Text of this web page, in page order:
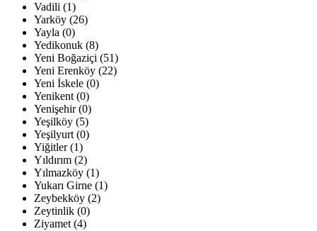
Vadili (1)
Yarköy (26)
Yayla (0)
Yedikonuk (8)
Yeni Boğaziçi (51)
Yeni Erenköy (22)
Yeni İskele (0)
Yenikent (0)
Yenişehir (0)
Yeşilköy (5)
Yeşilyurt (0)
Yiğitler (1)
Yıldırım (2)
Yılmazköy (1)
Yukarı Girne (1)
Zeybekköy (2)
Zeytinlik (0)
Ziyamet (4)